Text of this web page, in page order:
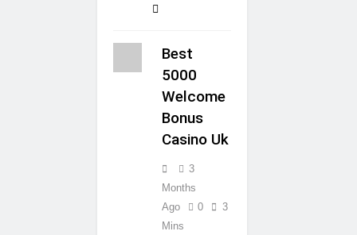
Best
5000
Welcome
Bonus
Casino Uk
3
Months
Ago
0
3
Mins